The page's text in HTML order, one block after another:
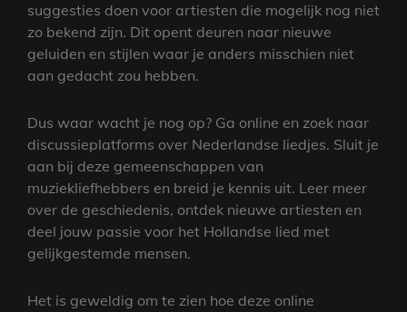
suggesties doen voor artiesten die mogelijk nog niet
zo bekend zijn. Dit opent deuren naar nieuwe
geluiden en stijlen waar je anders misschien niet
aan gedacht zou hebben.
Dus waar wacht je nog op? Ga online en zoek naar
discussieplatforms over Nederlandse liedjes. Sluit je
aan bij deze gemeenschappen van
muziekliefhebbers en breid je kennis uit. Leer meer
over de geschiedenis, ontdek nieuwe artiesten en
deel jouw passie voor het Hollandse lied met
gelijkgestemde mensen.
Het is geweldig om te zien hoe deze online